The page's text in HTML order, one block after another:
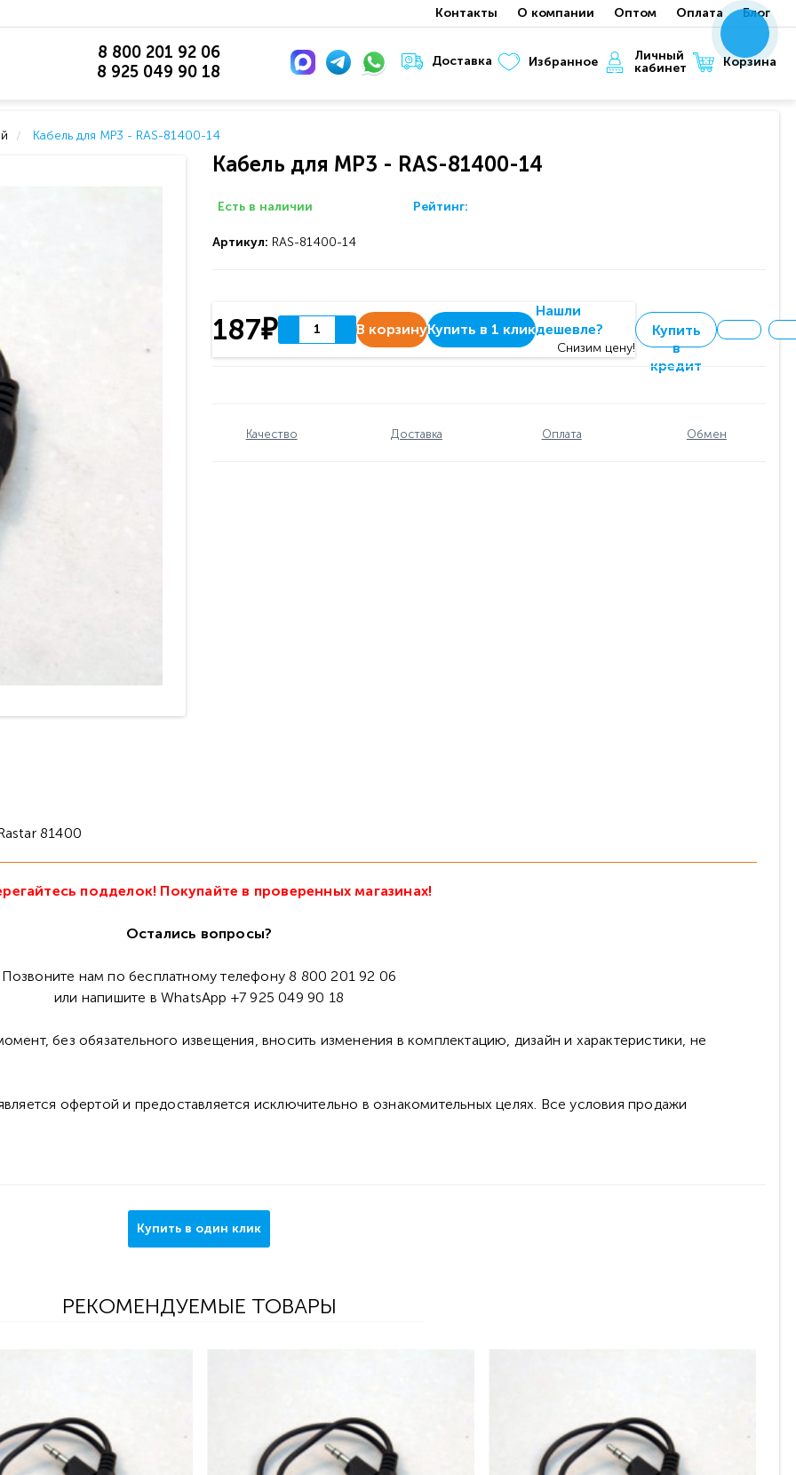
Контакты О компании Оптом Оплата Блог
8 800 201 92 06
8 925 049 90 18
Доставка Избранное
Личный
кабинет
Корзина
Кабель для MP3 - RAS-81400-14
Кабель для MP3 - RAS-81400-14
Есть в наличии Рейтинг:
Артикул: RAS-81400-14
187₽ В корзинуКупить в 1 клик
Нашли
дешевле?
Снизим цену!
Купить
в
кредит
Качество Доставка Оплата Обмен
81400
подделок! Покупайте в проверенных магазинах!
Остались вопросы?
Позвоните нам по бесплатному телефону 8 800 201 92 06
или напишите в WhatsApp +7 925 049 90 18
без обязательного извещения, вносить изменения в комплектацию, дизайн и характеристики, не
офертой и предоставляется исключительно в ознакомительных целях. Все условия продажи
Купить в один клик
РЕКОМЕНДУЕМЫЕ ТОВАРЫ
xxx